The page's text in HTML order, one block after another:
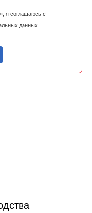
я соглашаюсь с
данных.